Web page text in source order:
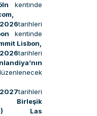
kentinde
tarihleri
kentinde
Lisbon,
tarihleri
tarihleri
Birleşik
Las